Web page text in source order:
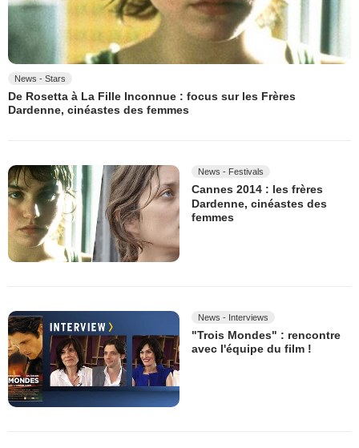
News - Stars
De Rosetta à La Fille Inconnue : focus sur les Frères
Dardenne, cinéastes des femmes
News - Festivals
Cannes 2014 : les frères
Dardenne, cinéastes des
femmes
News - Interviews
"Trois Mondes" : rencontre
avec l'équipe du film !